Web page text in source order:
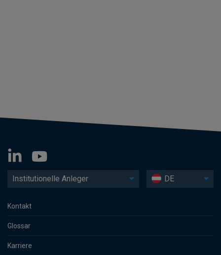
Institutionelle Anleger DE
Kontakt
Glossar
Karriere